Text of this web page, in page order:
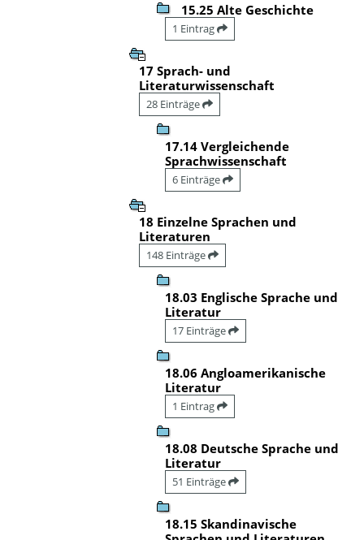
15.25 Alte Geschichte
1 Eintrag
17 Sprach- und
Literaturwissenschaft
28 Einträge
17.14 Vergleichende
Sprachwissenschaft
6 Einträge
18 Einzelne Sprachen und
Literaturen
148 Einträge
18.03 Englische Sprache und
Literatur
17 Einträge
18.06 Angloamerikanische
Literatur
1 Eintrag
18.08 Deutsche Sprache und
Literatur
51 Einträge
18.15 Skandinavische